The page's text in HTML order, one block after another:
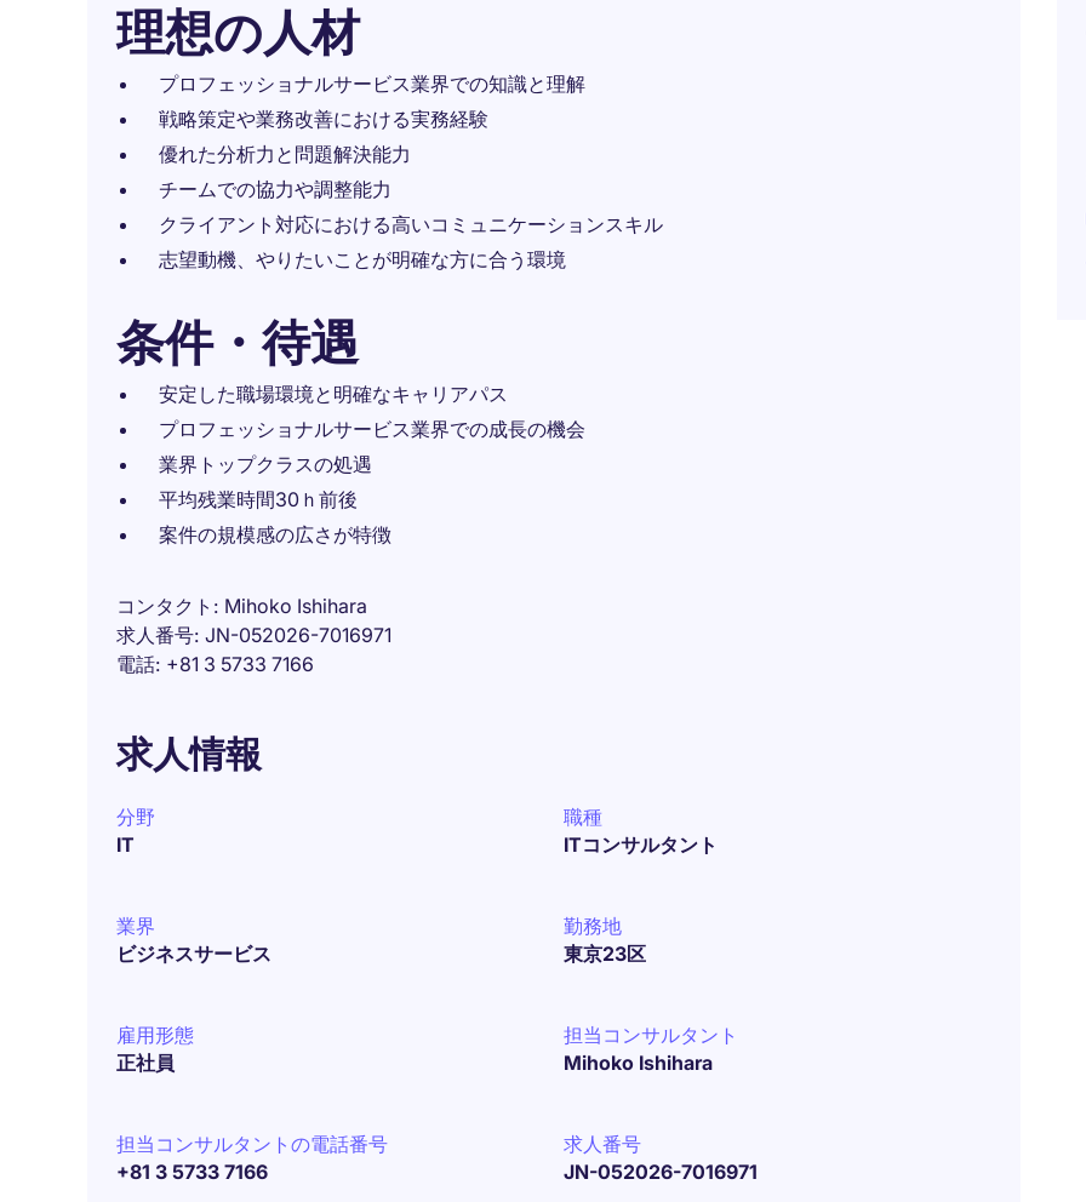
理想の人材
プロフェッショナルサービス業界での知識と理解
戦略策定や業務改善における実務経験
優れた分析力と問題解決能力
チームでの協力や調整能力
クライアント対応における高いコミュニケーションスキル
志望動機、やりたいことが明確な方に合う環境
条件・待遇
安定した職場環境と明確なキャリアパス
プロフェッショナルサービス業界での成長の機会
業界トップクラスの処遇
平均残業時間30ｈ前後
案件の規模感の広さが特徴
コンタクト
Mihoko Ishihara
求人番号 JN-052026-7016971
電話 +81 3 5733 7166
求人情報
分野
IT
職種
ITコンサルタント
業界
ビジネスサービス
勤務地
東京23区
雇用形態
正社員
担当コンサルタント
Mihoko Ishihara
担当コンサルタントの電話番号
+81 3 5733 7166
求人番号
JN-052026-7016971